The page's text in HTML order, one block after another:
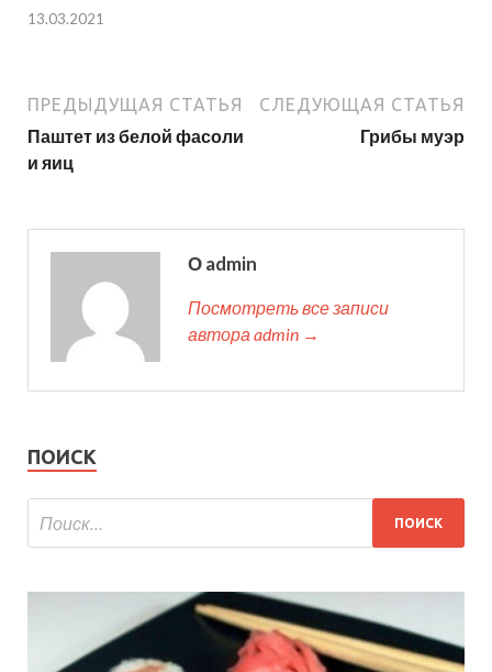
13.03.2021
ПРЕДЫДУЩАЯ СТАТЬЯ
Паштет из белой фасоли
и яиц
СЛЕДУЮЩАЯ СТАТЬЯ
Грибы муэр
О admin
Посмотреть все записи
автора admin →
ПОИСК